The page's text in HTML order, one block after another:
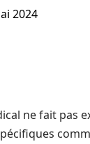
2024
ne fait pas